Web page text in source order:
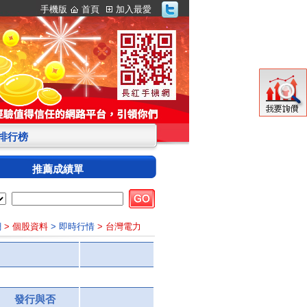
手機版 首頁 加入最愛
行榜
推薦成績單
> 個股資料 > 即時行情 > 台灣電力
發行與否